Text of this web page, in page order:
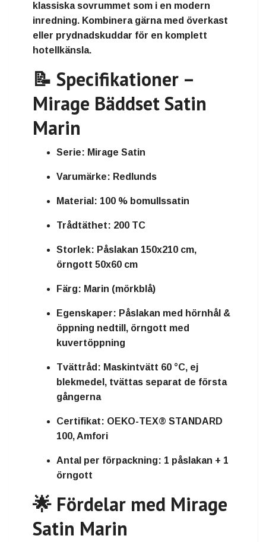
klassiska sovrummet som i en modern
inredning. Kombinera gärna med överkast
eller prydnadskuddar för en komplett
hotellkänsla.
📝 Specifikationer –
Mirage Bäddset Satin
Marin
Serie: Mirage Satin
Varumärke: Redlunds
Material: 100 % bomullssatin
Trådtäthet: 200 TC
Storlek: Påslakan 150x210 cm,
örngott 50x60 cm
Färg: Marin (mörkblå)
Egenskaper: Påslakan med hörnhål &
öppning nedtill, örngott med
kuvertöppning
Tvättråd: Maskintvätt 60 °C, ej
blekmedel, tvättas separat de första
gångerna
Certifikat: OEKO-TEX® STANDARD
100, Amfori
Antal per förpackning: 1 påslakan + 1
örngott
🌟 Fördelar med Mirage
Satin Marin